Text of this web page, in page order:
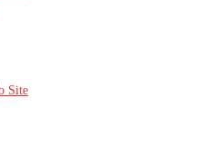
Site